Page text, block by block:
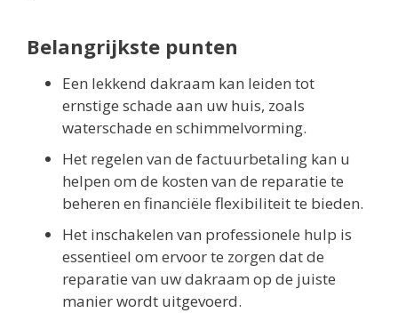
Belangrijkste punten
Een lekkend dakraam kan leiden tot
ernstige schade aan uw huis, zoals
waterschade en schimmelvorming.
Het regelen van de factuurbetaling kan u
helpen om de kosten van de reparatie te
beheren en financiële flexibiliteit te bieden.
Het inschakelen van professionele hulp is
essentieel om ervoor te zorgen dat de
reparatie van uw dakraam op de juiste
manier wordt uitgevoerd.